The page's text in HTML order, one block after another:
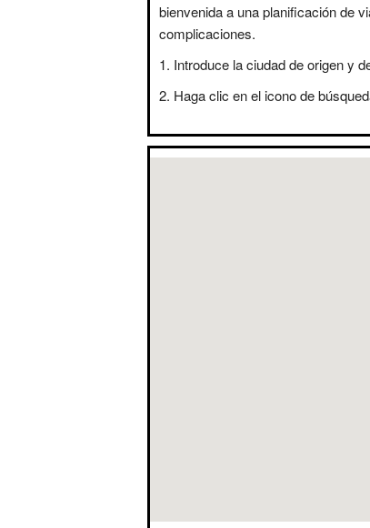
bienvenida a una planificación de
complicaciones.
Introduce la ciudad de origen y
Haga clic en el icono de